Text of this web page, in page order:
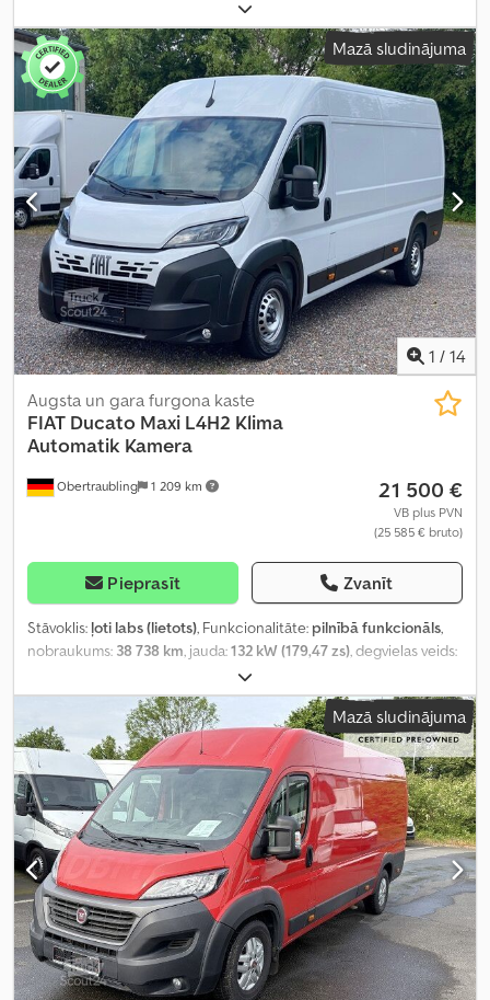
, pārnesuma veids:automātisks
3 500 kg, tukšais svars:2 255 kg, maksimālā kravnesība:1 245 kg,
pirmā reģistrācija:11/2024, nākamā pārbaude (TÜV):05/2028,
krautuves garums:4 070 mm, iekraušanas vietas platums:1 870
mm, iekraušanas telpas augstums: 1 932 mm , emisijas klase:Euro
6, krāsa: balts, sēdvietu skaits:3, iepriekšējo īpašnieku skaits: 1
Ražošanas gads:2024, Aprīkojums: ABS, automobiļa reģistrācija,
borta dators, bīdāmās durvis, centrālā atslēga, elektroniskā
stabilitātes programma (ESP), gaisa kondicionēšana, gaisa
spilvens, imobilaizersistēma, kravas automašīnas reģistrācija,
kruīza kontrole, kvēpu filtrs, lietota transportlīdzekļa garantija,
navigācijas sistēma, papildu priekšējie lukturi, stāvvietas
sensori, stūres pastiprinātājs, vissezonu riepas,
Mazā sludinājuma
1 / 14
Obertraubling 1 209 km
Augsta un gara furgona kaste
FIAT Ducato Maxi L4H2 Klima
Automatik Kamera
21 500 €
VB plus PVN
(25 585 € bruto)
Pieprasīt Zvanīt
Stāvoklis: ļoti labs (lietots), Funkcionalitāte: pilnībā funkcionāls,
nobraukums: 38 738 km, jauda:132 kW (179,47 zs), degvielas veids:
, pārnesuma veids:automātisks
3 500 kg, tukšais svars:2 255 kg, maksimālā kravnesība:1 245 kg,
pirmā reģistrācija:11/2024, nākamā pārbaude (TÜV):07/2028,
krautuves garums:4 070 mm , iekraušanas vietas platums:1 870
mm
, iekraušanas telpas augstums:1 932 mm, emisijas klase:Euro
6, krāsa: balts, sēdvietu skaits: , iepriekšējo īpašnieku skaits:1,
Ražošanas gads:2024 , Aprīkojums:ABS, automobiļa reģistrācija,
borta dators, bīdāmās durvis, centrālā atslēga, elektroniskā
stabilitātes programma (ESP), gaisa kondicionēšana, gaisa
spilvens, imobilaizersistēma, kravas automašīnas reģistrācija,
kruīza kontrole, kvēpu filtrs, lietota transportlīdzekļa garantija,
miglas lukturi, navigācijas sistēma, papildu priekšējie lukturi,
stāvvietas sensori, stūres pastiprinātājs, vissezonu riepas,
Mazā sludinājuma